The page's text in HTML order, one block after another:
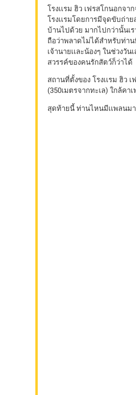
โรงเเรม ฮิว เฟรสโกนอกจ
โรงเเรมโดยการมีจุดขับถ่า
บ้านไปด้วย มากไปกว่านั้นเ
ถือว่าพลาดไม่ได้สำหรับท่าน
เจ้านายเเละน้องๆ ในช่วงวั
สวรรค์ของคนรักสัตว์ก็ว่าได้
สถานที่ตั้งของ โรงเเรม ฮิว
(350เมตรจากทะเล) ใกล้คา
สุดท้ายนี้ ท่านไหนมีเเพลนม